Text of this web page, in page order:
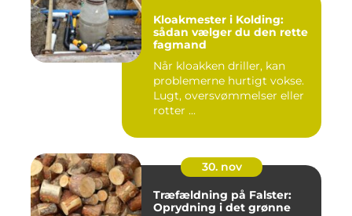
Kloakmester i Kolding:
sådan vælger du den rette
fagmand
Når kloakken driller, kan
problemerne hurtigt vokse.
Lugt, oversvømmelser eller
rotter ...
30. nov
Træfældning på Falster:
Oprydning i det grønne